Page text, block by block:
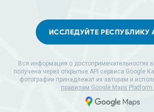
ИССЛЕДУЙТЕ РЕСПУБЛИКУ
Вся информация о достопримечательностях
получена через открытые API сервиса Google
фотографии принадлежат их авторам и
правилам Google Maps Platform